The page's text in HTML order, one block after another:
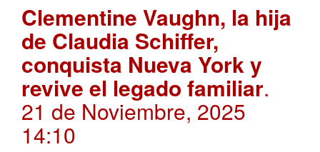
Clementine Vaughn, la hija
de Claudia Schiffer,
conquista Nueva York y
revive el legado familiar.
21 de Noviembre, 2025
14:10